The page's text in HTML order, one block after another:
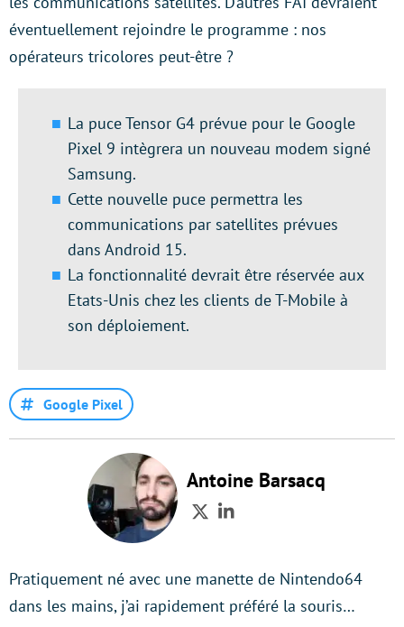
éventuellement rejoindre le programme : nos
opérateurs tricolores peut-être ?
La puce Tensor G4 prévue pour le Google
Pixel 9 intègrera un nouveau modem signé
Samsung.
Cette nouvelle puce permettra les
communications par satellites prévues
dans Android 15.
La fonctionnalité devrait être réservée aux
Etats-Unis chez les clients de T-Mobile à
son déploiement.
Google Pixel
Antoine Barsacq
TwitterLinkedIn
Pratiquement né avec une manette de Nintendo64
dans les mains, j’ai rapidement préféré la souris…